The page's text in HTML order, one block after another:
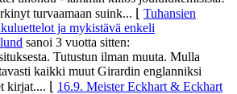
turvaamaan suink...
Tuhansien
ja mykistävä enkeli
sanoi 3 vuotta sitten:
Tutustun ilman muuta. Mulla
kaikki muut Girardin englanniksi
kirjat....
16.9. Meister Eckhart & Eckhart